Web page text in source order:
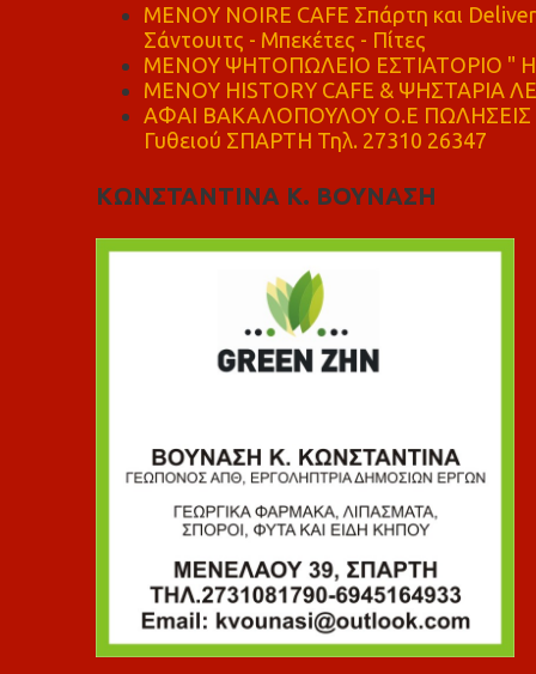
MENOY NOIRE CAFE Σπάρτη και
Σάντουιτς - Μπεκέτες - Πίτες
ΜΕΝΟΥ ΨΗΤΟΠΩΛΕΙΟ ΕΣΤΙΑΤΟΡΙΟ "
ΜΕΝΟΥ HISTORY CAFE & ΨΗΣΤΑΡΙΑ
ΑΦΑΙ ΒΑΚΑΛΟΠΟΥΛΟΥ Ο.Ε ΠΩΛΗΣΕΙΣ
Γυθειού ΣΠΑΡΤΗ Τηλ. 27310 26347
ΚΩΝΣΤΑΝΤΙΝΑ Κ. ΒΟΥΝΑΣΗ